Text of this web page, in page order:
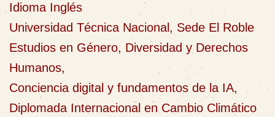
Idioma Inglés
Universidad Técnica Nacional, Sede El Roble
Estudios en Género, Diversidad y Derechos
Humanos,
Conciencia digital y fundamentos de la IA,
Diplomada Internacional en Cambio Climático